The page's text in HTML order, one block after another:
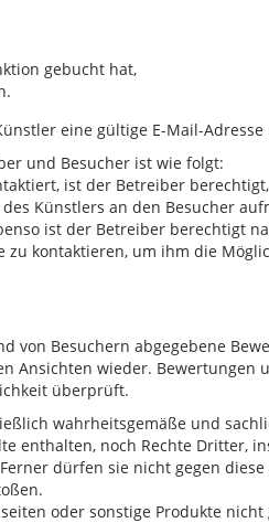
gebucht hat,
eine gültige E-Mail-
und Besucher ist wie folgt:
ist der Betreiber
Künstlers an den Besucher
ist der Betreiber berechtigt
zu kontaktieren, um ihm die
von Besuchern abgegebene
Ansichten wieder.
überprüft.
wahrheitsgemäße und
enthalten, noch Rechte Dritter,
dürfen sie nicht gegen diese
oder sonstige Produkte